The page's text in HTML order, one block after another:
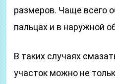
размеров. Чаще всего
пальцах и в наружной
В таких случаях
участок можно не